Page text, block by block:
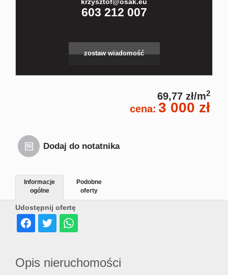
krzysztof@osak.eu
603 212 007
zostaw wiadomość
69,77 zł/m2
cena: 3 000 zł
Dodaj do notatnika
Udostępnij ofertę
Informacje
ogólne
Podobne
oferty
Opis nieruchomości